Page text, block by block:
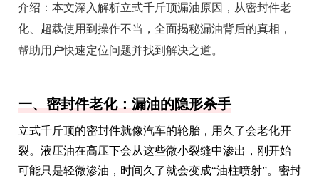
介绍： 本文深入解析立式千斤顶漏油原因，从密封件老
化、超载使用到操作不当，全面揭秘漏油背后的真相，
帮助用户快速定位问题并找到解决之道。
一、密封件老化：漏油的隐形杀手
立式千斤顶的密封件就像汽车的轮胎，用久了会老化开
裂。液压油在高压下会从这些微小裂缝中渗出，刚开始
可能只是轻微渗油，时间久了就会变成“油柱喷射”。密封